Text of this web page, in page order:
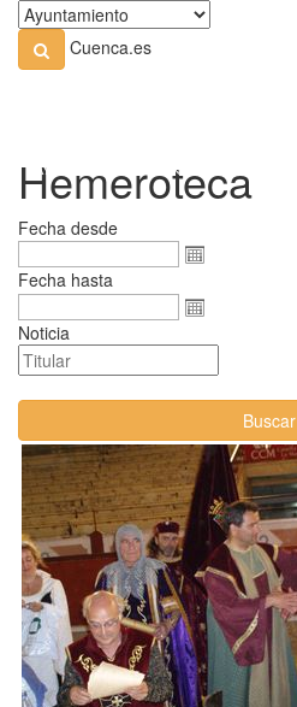
Cuenca.es
Hemeroteca
Fecha desde
Fecha hasta
Noticia
Buscar